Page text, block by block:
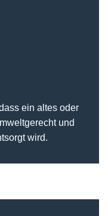
ein altes oder
und
wird.